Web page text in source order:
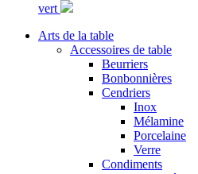
vert
Arts de la table
Accessoires de table
Beurriers
Bonbonnières
Cendriers
Inox
Mélamine
Porcelaine
Verre
Condiments